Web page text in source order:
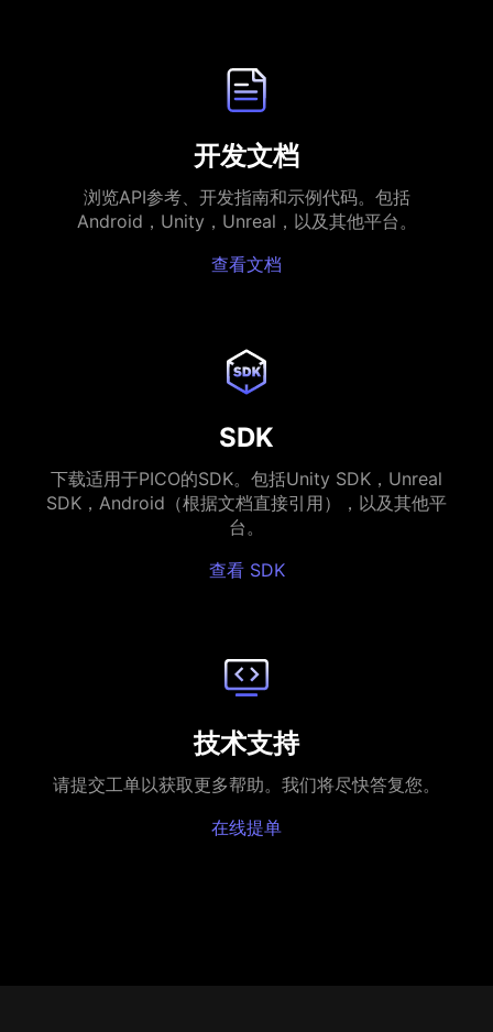
开发文档
浏览API参考、开发指南和示例代码。包括
Android，Unity，Unreal，以及其他平台。
查看文档
SDK
下载适用于PICO的SDK。包括Unity SDK，Unreal
SDK，Android（根据文档直接引用），以及其他平
台。
查看 SDK
技术支持
请提交工单以获取更多帮助。我们将尽快答复您。
在线提单